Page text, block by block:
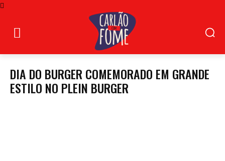
DIA DO BURGER COMEMORADO EM GRANDE
ESTILO NO PLEIN BURGER